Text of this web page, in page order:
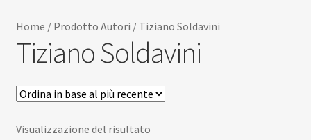
Riviste
Scuola
Contatti
Home / Prodotto Autori / Tiziano Soldavini
Tiziano Soldavini
Visualizzazione del risultato